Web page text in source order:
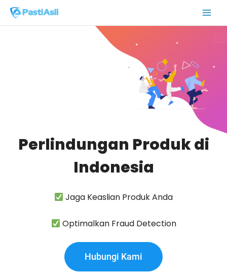
content
Main
Perlindungan Produk di
Indonesia
Jaga Keaslian Produk Anda
Optimalkan Fraud Detection
Hubungi Kami